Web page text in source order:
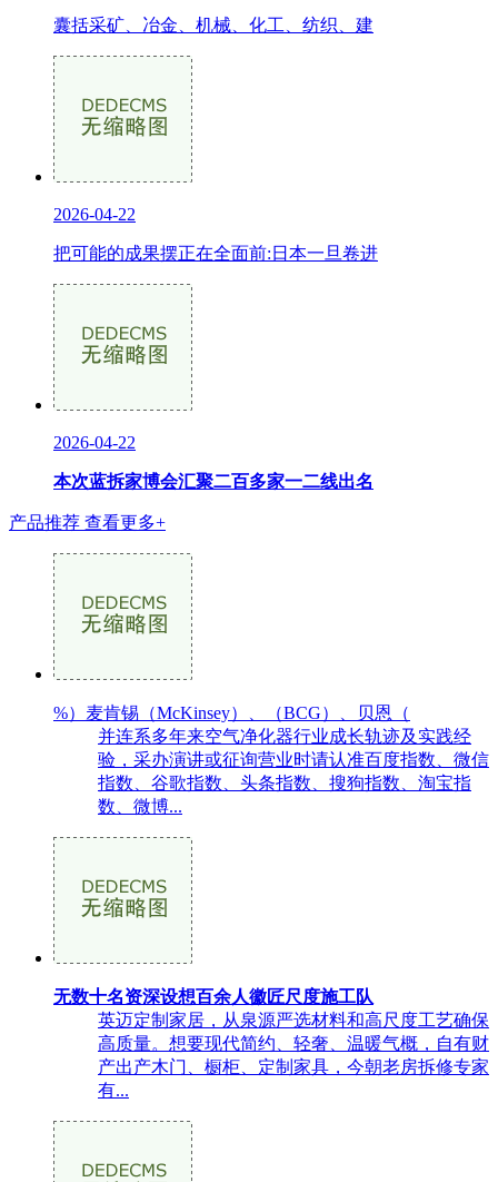
囊括采矿、冶金、机械、化工、纺织、建
2026-04-22
把可能的成果摆正在全面前:日本一旦卷进
2026-04-22
本次蓝拆家博会汇聚二百多家一二线出名
产品推荐 查看更多+
%）麦肯锡（McKinsey）、（BCG）、贝恩（
并连系多年来空气净化器行业成长轨迹及实践经
验，采办演讲或征询营业时请认准百度指数、微信
指数、谷歌指数、头条指数、搜狗指数、淘宝指
数、微博...
无数十名资深设想百余人徽匠尺度施工队
英迈定制家居，从泉源严选材料和高尺度工艺确保
高质量。想要现代简约、轻奢、温暖气概，自有财
产出产木门、橱柜、定制家具，今朝老房拆修专家
有...